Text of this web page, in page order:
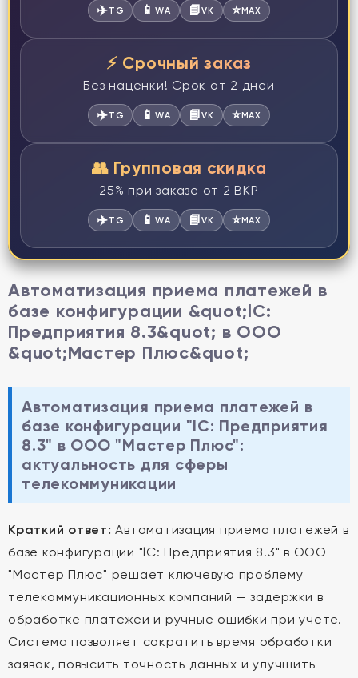
✈️TG 📱WA 📘VK ⭐MAX
⚡ Срочный заказ
Без наценки! Срок от 2 дней
✈️TG 📱WA 📘VK ⭐MAX
👥 Групповая скидка
25% при заказе от 2 ВКР
✈️TG 📱WA 📘VK ⭐MAX
Автоматизация приема платежей в
базе конфигурации &quot;lC:
Предприятия 8.3&quot; в ООО
&quot;Мастер Плюс&quot;
Автоматизация приема платежей в
базе конфигурации "lC: Предприятия
8.3" в ООО "Мастер Плюс":
актуальность для сферы
телекоммуникации
Краткий ответ: Автоматизация приема платежей в
базе конфигурации "lC: Предприятия 8.3" в ООО
"Мастер Плюс" решает ключевую проблему
телекоммуникационных компаний — задержки в
обработке платежей и ручные ошибки при учёте.
Система позволяет сократить время обработки
заявок, повысить точность данных и улучшить